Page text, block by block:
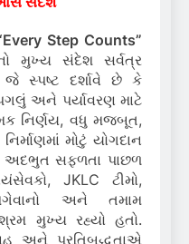
Step Counts”
મુખ્ય સંદેશ સર્વત્ર
જે સ્પષ્ટ દર્શાવે છે કે
અને પર્યાવરણ માટે
નિર્ણય, વધુ મજબૂત,
મોટું યોગદાન
સફળતા પાછળ
JKLC ટીમો,
અને તમામ
મુખ્ય રહ્યો હતો.
અને પ્રતિબદ્ધતાએ